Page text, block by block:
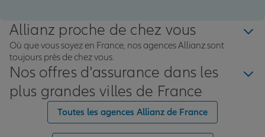
Allianz proche de chez vous
Où que vous soyez en France, nos agences Allianz sont
toujours près de chez vous.
Nos offres d'assurance dans les
plus grandes villes de France
Toutes les agences Allianz de France